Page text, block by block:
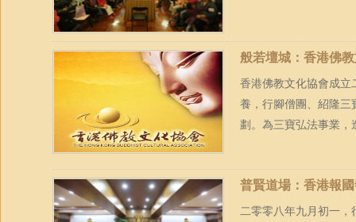
般若壇城：香港佛
香港佛教文化協會成立
養，行腳僧團、紹隆三
劃。為三寶弘法事業，
普賢道場：香港報
二零零八年九月初一，